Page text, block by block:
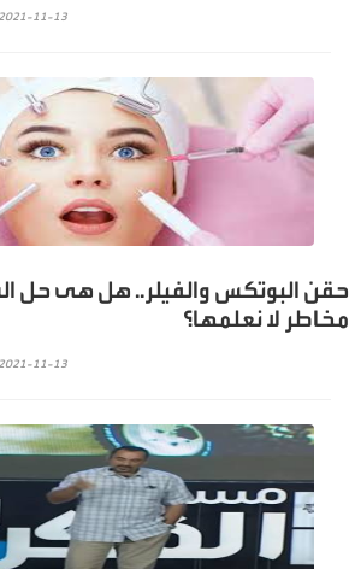
2021-11-13
حقن البوتكس والفيلر.. هل هى حل
مخاطر لا نعلمها؟
2021-11-13